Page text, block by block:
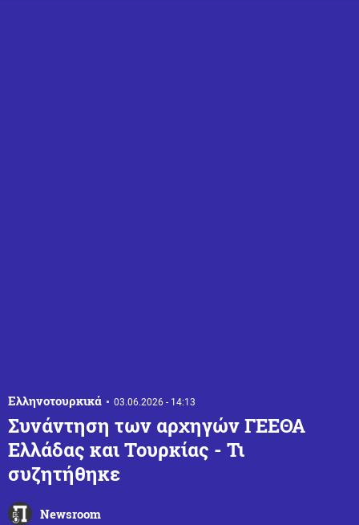
Ελληνοτουρκικά 03.06.2026 - 14:13
Συνάντηση των αρχηγών ΓΕΕΘΑ
Ελλάδας και Τουρκίας - Τι
συζητήθηκε
Newsroom